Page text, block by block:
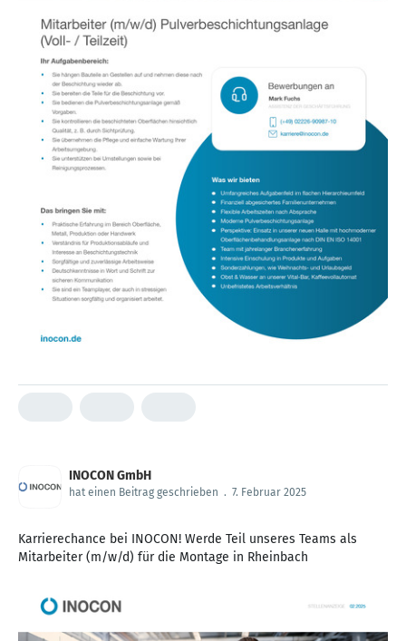
INOCON GmbH
hat einen Beitrag geschrieben . 7. Februar 2025
Karrierechance bei INOCON! Werde Teil unseres Teams als
Mitarbeiter (m/w/d) für die Montage in Rheinbach